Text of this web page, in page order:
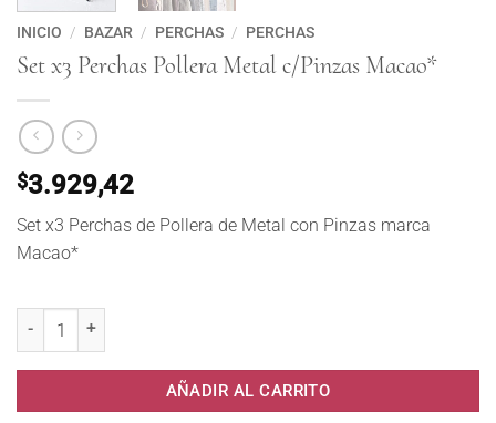
INICIO / BAZAR / PERCHAS / PERCHAS
Set x3 Perchas Pollera Metal c/Pinzas Macao*
$3.929,42
Set x3 Perchas de Pollera de Metal con Pinzas marca
Macao*
AÑADIR AL CARRITO